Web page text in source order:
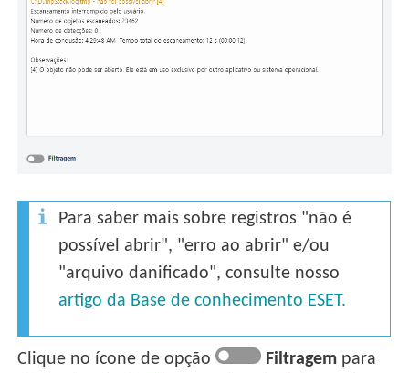
Para saber mais sobre registros "não é
possível abrir", "erro ao abrir" e/ou
"arquivo danificado", consulte nosso
artigo da Base de conhecimento ESET.
Clique no ícone de opção Filtragem para